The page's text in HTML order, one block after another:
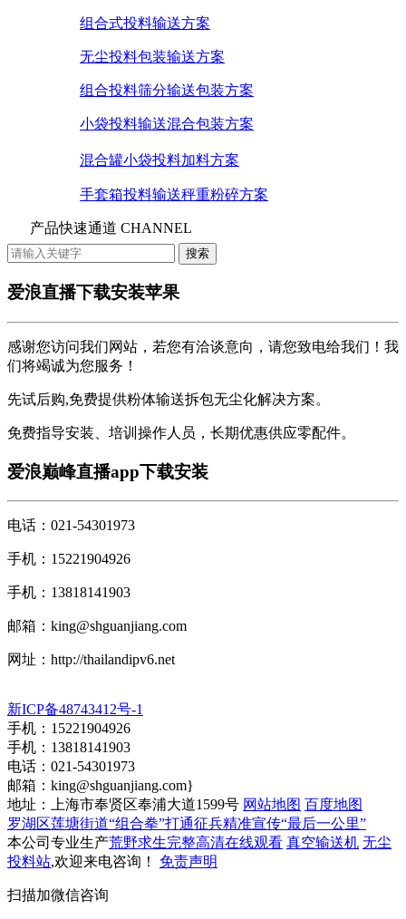
组合式投料输送方案
无尘投料包装输送方案
组合投料筛分输送包装方案
小袋投料输送混合包装方案
混合罐小袋投料加料方案
手套箱投料输送秤重粉碎方案
产品快速通道 CHANNEL
爱浪直播下载安装苹果
感谢您访问我们网站，若您有洽谈意向，请您致电给我们！我
们将竭诚为您服务！
先试后购,免费提供粉体输送拆包无尘化解决方案。
免费指导安装、培训操作人员，长期优惠供应零配件。
爱浪巅峰直播app下载安装
电话：021-54301973
手机：15221904926
手机：13818141903
邮箱： king@shguanjiang.com
网址：http://thailandipv6.net
新ICP备48743412号-1
手机：15221904926
手机：13818141903
电话：021-54301973
邮箱： king@shguanjiang.com}
地址：上海市奉贤区奉浦大道1599号 网站地图 百度地图
罗湖区莲塘街道“组合拳”打通征兵精准宣传“最后一公里”
本公司专业生产荒野求生完整高清在线观看 真空输送机 无尘
投料站,欢迎来电咨询！ 免责声明
扫描加微信咨询